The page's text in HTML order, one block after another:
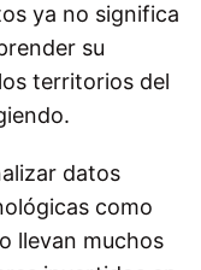
ya no significa
su
territorios del
datos
como
llevan muchos